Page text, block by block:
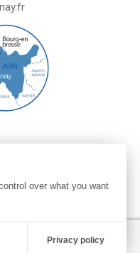
de 13h30 à 16h30
de 8h30 à 12h
légales
Plan du site
over what you want
Privacy policy